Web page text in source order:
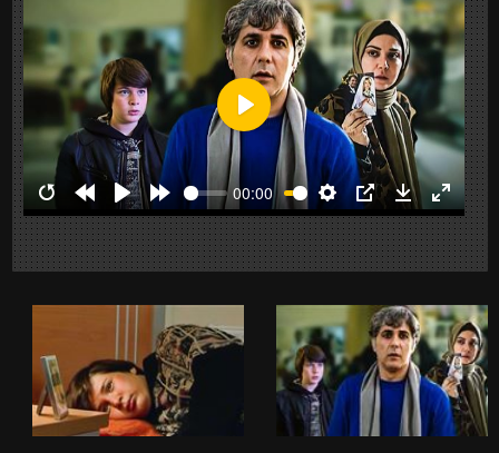
RestartRewind
10s
Play Forward
10s
00:00
Settings
PIP Download
Enter
Play